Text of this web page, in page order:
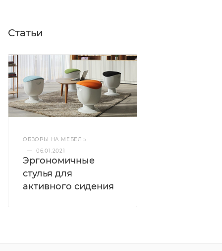
Статьи
ОБЗОРЫ НА МЕБЕЛЬ
—
06.01.2021
Эргономичные
стулья для
активного сидения